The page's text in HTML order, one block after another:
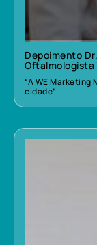
Depoimento
Oftalmologista
“A WE Marketing
cidade”